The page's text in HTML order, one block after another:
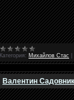
Категория: Михайлов Стас
Валентин